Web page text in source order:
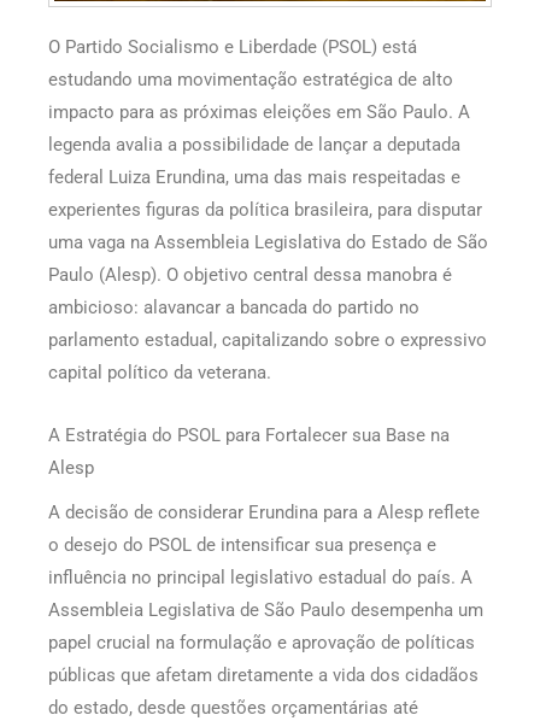
O Partido Socialismo e Liberdade (PSOL) está
estudando uma movimentação estratégica de alto
impacto para as próximas eleições em São Paulo. A
legenda avalia a possibilidade de lançar a deputada
federal Luiza Erundina, uma das mais respeitadas e
experientes figuras da política brasileira, para disputar
uma vaga na Assembleia Legislativa do Estado de São
Paulo (Alesp). O objetivo central dessa manobra é
ambicioso: alavancar a bancada do partido no
parlamento estadual, capitalizando sobre o expressivo
capital político da veterana.
A Estratégia do PSOL para Fortalecer sua Base na
Alesp
A decisão de considerar Erundina para a Alesp reflete
o desejo do PSOL de intensificar sua presença e
influência no principal legislativo estadual do país. A
Assembleia Legislativa de São Paulo desempenha um
papel crucial na formulação e aprovação de políticas
públicas que afetam diretamente a vida dos cidadãos
do estado, desde questões orçamentárias até